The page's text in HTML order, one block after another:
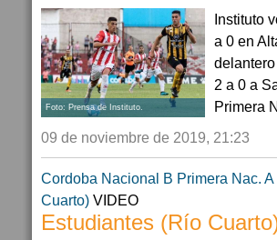
Foto: Prensa de Instituto.
Instituto
a 0 en
2 a 0 a
Primera
09 de noviembre de 2019, 21:23
Cordoba Nacional B Primera Nac. A
Cuarto) VIDEO
Estudiantes (Río